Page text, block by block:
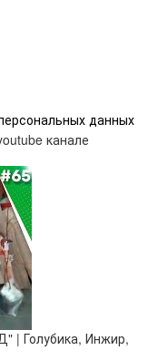
данных
канале
Голубика, Инжир,